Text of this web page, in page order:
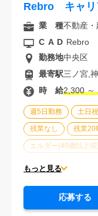
Rebro キャリ
週5日勤務 土日
残業なし 残業20
エルダー(40歳以上)
大手企業
もっと見る
業 種不動産
CAD Rebro
勤務地中央区
最寄駅三ノ宮,
時 給2,300 ～
応募する